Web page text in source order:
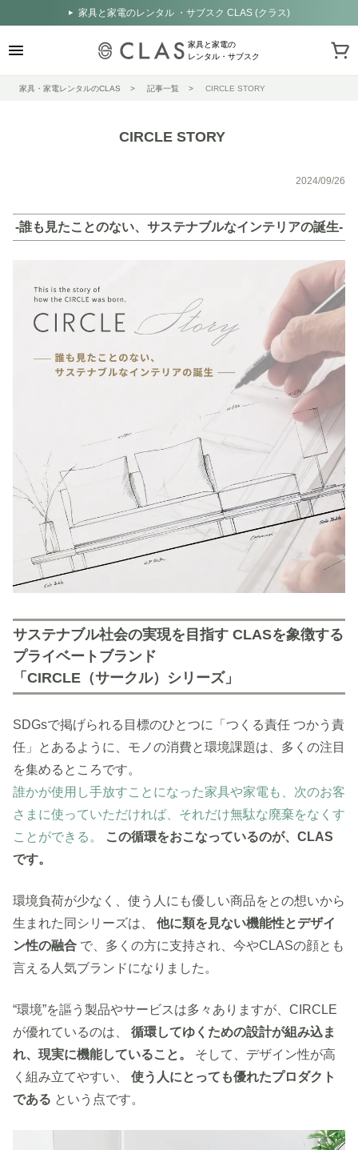
家具と家電のレンタル ・サブスク CLAS (クラス)
家具と家電の
レンタル・サブスク
家具・家電レンタルのCLAS 記事一覧 CIRCLE STORY
CIRCLE STORY
2024/09/26
-誰も見たことのない、サステナブルなインテリアの誕生-
サステナブル社会の実現を目指す CLASを象徴する
プライベートブランド
「CIRCLE（サークル）シリーズ」
SDGsで掲げられる目標のひとつに「つくる責任 つかう責
任」とあるように、モノの消費と環境課題は、多くの注目
を集めるところです。
誰かが使用し手放すことになった家具や家電も、次のお客
さまに使っていただければ、それだけ無駄な廃棄をなくす
ことができる。
この循環をおこなっているのが、CLAS
です。
環境負荷が少なく、使う人にも優しい商品をとの想いから
生まれた同シリーズは、 他に類を見ない機能性とデザイ
ン性の融合 で、多くの方に支持され、今やCLASの顔とも
言える人気ブランドになりました。
“環境”を謳う製品やサービスは多々ありますが、CIRCLE
が優れているのは、 循環してゆくための設計が組み込ま
れ、現実に機能していること。 そして、デザイン性が高
く組み立てやすい、 使う人にとっても優れたプロダクト
である という点です。